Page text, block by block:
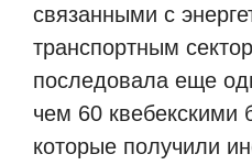
связанными с
транспортным
последовала еще
чем 60 квебекскими
которые получили